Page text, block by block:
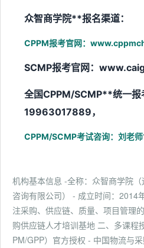
众智商学院**报名渠道：
CPPM报考官网：
SCMP报考官网：
全国CPPM/SCMP**统一报
19963017889，
CPPM/SCMP考试咨询：刘老
机构基本信息 -全称：众智商学院
咨询有限公司） - 成立时间：2014
注采购、供应链、质量、项目管理
购供应链人才培训基地 二、多课程
PM/GPP）官方授权 - 中国物流与